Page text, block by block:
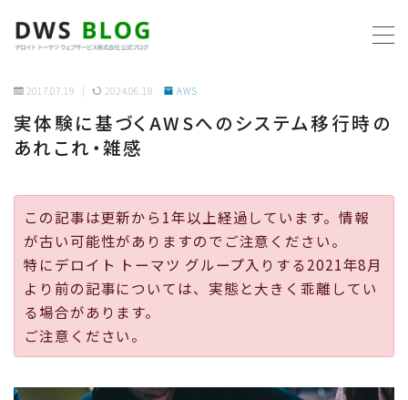
ホーム
プログラミング
ビジネス
リモートワーク
2017.07.19 2024.06.18 AWS
実体験に基づくAWSへのシステム移行時の
あれこれ・雑感
この記事は更新から1年以上経過しています。情報
が古い可能性がありますのでご注意ください。
特にデロイト トーマツ グループ入りする2021年8月
より前の記事については、実態と大きく乖離してい
る場合があります。
ご注意ください。